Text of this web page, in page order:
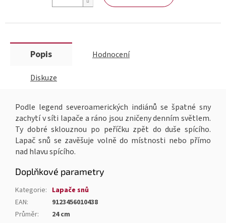
Popis Hodnocení
Diskuze
Podle legend severoamerických indiánů se špatné sny
zachytí v síti lapače a ráno jsou zničeny denním světlem.
Ty dobré sklouznou po peříčku zpět do duše spícího.
Lapač snů se zavěšuje volně do místnosti nebo přímo
nad hlavu spícího.
Doplňkové parametry
Kategorie: Lapače snů
EAN:
9123456010438
Průměr: 24 cm